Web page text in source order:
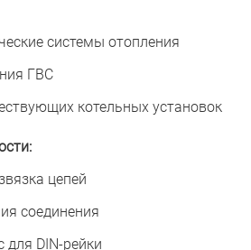
системы отопления
ГВС
котельных установок
цепей
соединения
DIN-рейки